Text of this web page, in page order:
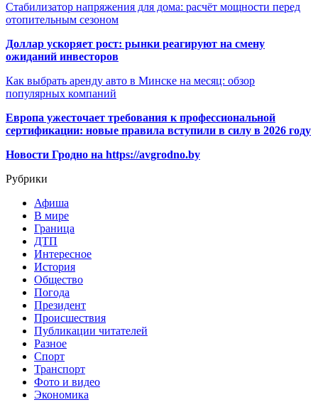
Стабилизатор напряжения для дома: расчёт мощности перед
отопительным сезоном
Доллар ускоряет рост: рынки реагируют на смену
ожиданий инвесторов
Как выбрать аренду авто в Минске на месяц: обзор
популярных компаний
Европа ужесточает требования к профессиональной
сертификации: новые правила вступили в силу в 2026 году
Новости Гродно на https://avgrodno.by
Рубрики
Афиша
В мире
Граница
ДТП
Интересное
История
Общество
Погода
Президент
Происшествия
Публикации читателей
Разное
Спорт
Транспорт
Фото и видео
Экономика